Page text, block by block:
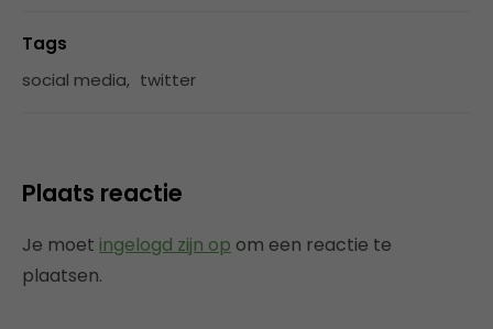
Tags
social media, twitter
Plaats reactie
Je moet ingelogd zijn op om een reactie te
plaatsen.